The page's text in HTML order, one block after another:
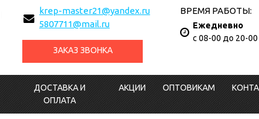
krep-master21@yandex.ru
5807711@mail.ru
ЗАКАЗ ЗВОНКА
ВРЕМЯ РАБОТЫ:
Ежедневно
с 08-00 до 20-00
ДОСТАВКА И
ОПЛАТА
АКЦИИ ОПТОВИКАМ